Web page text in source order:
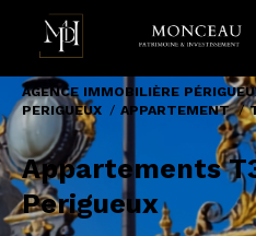
AGENCE IMMOBILIÈRE
PERIGUEUX
APPARTEMENT
Appartements
Perigueux